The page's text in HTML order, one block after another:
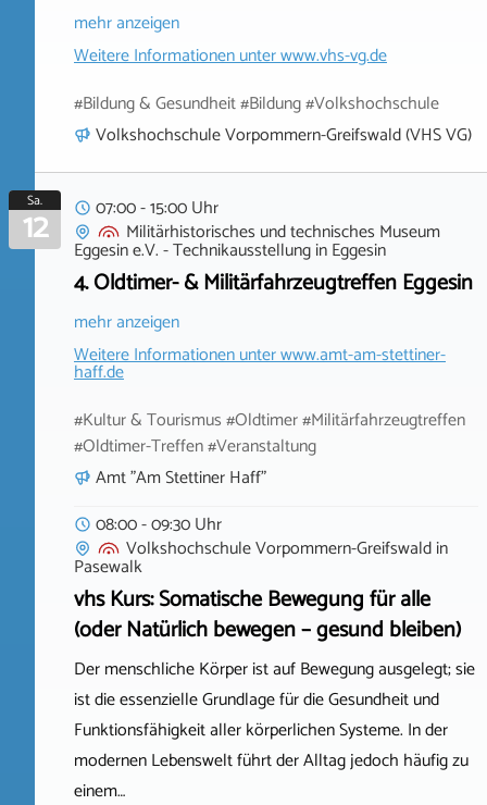
mehr anzeigen
Weitere Informationen unterwww.vhs-vg.de
#Bildung & Gesundheit #Bildung #Volkshochschule
Volkshochschule Vorpommern-Greifswald (VHS VG)
Sa.
12
07:00 - 15:00 Uhr
Militärhistorisches und technisches Museum
Eggesin e.V. - TechnikausstellunginEggesin
4. Oldtimer- & Militärfahrzeugtreffen Eggesin
mehr anzeigen
Weitere Informationen unterwww.amt-am-stettiner-
haff.de
#Kultur & Tourismus #Oldtimer #Militärfahrzeugtreffen
#Oldtimer-Treffen #Veranstaltung
Amt "Am Stettiner Haff"
08:00 - 09:30 Uhr
Volkshochschule Vorpommern-Greifswaldin
Pasewalk
vhs Kurs: Somatische Bewegung für alle
(oder Natürlich bewegen – gesund bleiben)
Der menschliche Körper ist auf Bewegung ausgelegt; sie
ist die essenzielle Grundlage für die Gesundheit und
Funktionsfähigkeit aller körperlichen Systeme. In der
modernen Lebenswelt führt der Alltag jedoch häufig zu
einem…